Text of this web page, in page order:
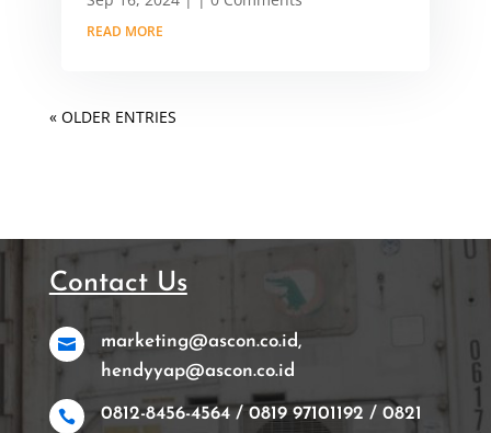
READ MORE
« OLDER ENTRIES
Contact Us

marketing@ascon.co.id,
hendyyap@ascon.co.id

0812-8456-4564 / 0819 97101192 / 0821